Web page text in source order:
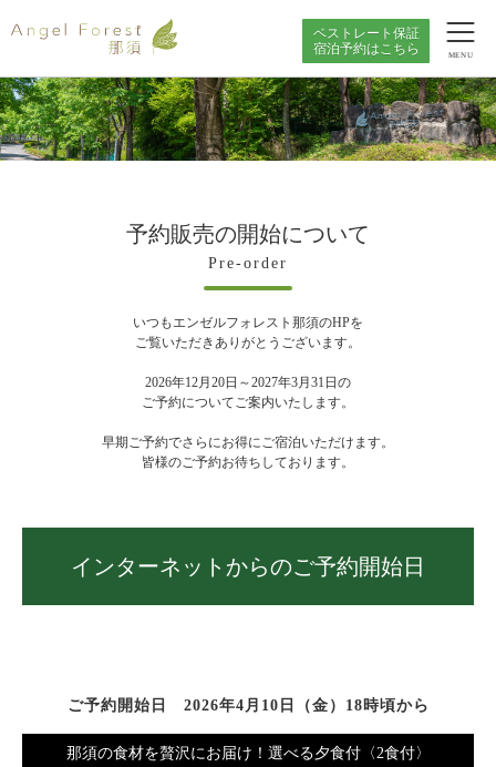
ベストレート保証
宿泊予約はこちら
MENU
予約販売の開始について
Pre-order
いつもエンゼルフォレスト那須のHPを
ご覧いただきありがとうございます。
2026年12月20日～2027年3月31日の
ご予約についてご案内いたします。
早期ご予約でさらにお得にご宿泊いただけます。
皆様のご予約お待ちしております。
インターネットからのご予約開始日
ご予約開始日 2026年4月10日（金）18時頃から
那須の食材を贅沢にお届け！選べる夕食付〈2食付〉